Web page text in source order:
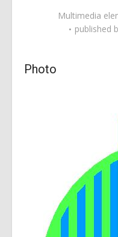
Multimedia
published
Photo